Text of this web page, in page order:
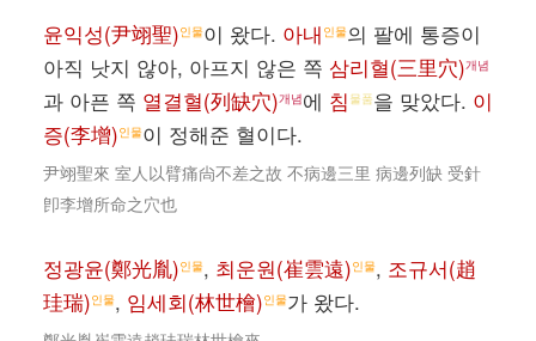
윤익성(尹翊聖)인물이 왔다. 아내 인물의 팔에 통증이
아직 낫지 않아, 아프지 않은 쪽 삼리혈(三里穴)개념
과 아픈 쪽 열결혈(列缺穴)개념에 침 물품을 맞았다. 이
증(李增)인물이 정해준 혈이다.
尹翊聖來 室人以臂痛尙不差之故 不病邊三里 病邊列缺 受針
卽李增所命之穴也
정광윤(鄭光胤)인물, 최운원(崔雲遠)인물, 조규서(趙
珪瑞)인물, 임세회(林世檜)인물가 왔다.